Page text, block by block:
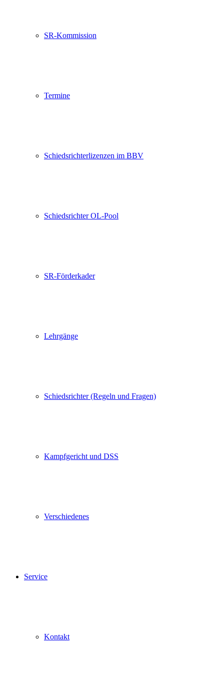
SR-Kommission
Termine
Schiedsrichterlizenzen im BBV
Schiedsrichter OL-Pool
SR-Förderkader
Lehrgänge
Schiedsrichter (Regeln und Fragen)
Kampfgericht und DSS
Verschiedenes
Service
Kontakt